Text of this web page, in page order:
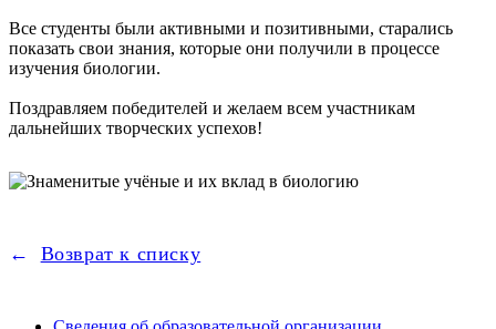
Все студенты были активными и позитивными, старались
показать свои знания, которые они получили в процессе
изучения биологии.
Поздравляем победителей и желаем всем участникам
дальнейших творческих успехов!
Возврат к списку